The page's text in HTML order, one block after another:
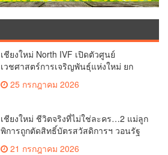
เชียงใหม่ North IVF เปิดตัวศูนย์
เวชศาสตร์การเจริญพันธุ์แห่งใหม่ ยก
บุตรยากของภูมิภาค(คลิป)
25 กรกฎาคม 2026
เชียงใหม่ ชีวิตจริงที่ไม่ใช่ละคร…2 แม่ลูก
พิการถูกตัดสิทธิ์บัตรสวัสดิการฯ วอนรัฐ
21 กรกฎาคม 2026